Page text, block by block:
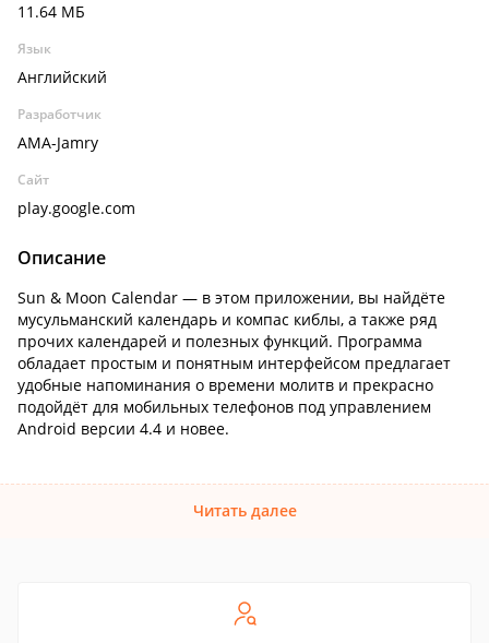
11.64 МБ
Язык
Английский
Разработчик
AMA-Jamry
Сайт
play.google.com
Описание
Sun & Moon Calendar — в этом приложении, вы найдёте
мусульманский календарь и компас киблы, а также ряд
прочих календарей и полезных функций. Программа
обладает простым и понятным интерфейсом предлагает
удобные напоминания о времени молитв и прекрасно
подойдёт для мобильных телефонов под управлением
Android версии 4.4 и новее.
Читать далее